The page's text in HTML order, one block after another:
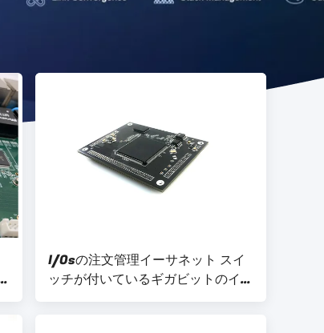
I/Osの注文管理イーサネット スイ
ッチが付いているギガビットのイー
サネット中心モジュール